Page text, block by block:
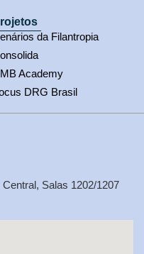
da Filantropia
Academy
DRG Brasil
Salas 1202/1207